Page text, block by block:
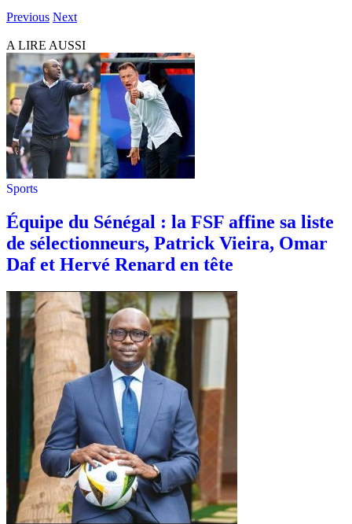
Previous Next
A LIRE AUSSI
Sports
Équipe du Sénégal : la FSF affine sa liste
de sélectionneurs, Patrick Vieira, Omar
Daf et Hervé Renard en tête